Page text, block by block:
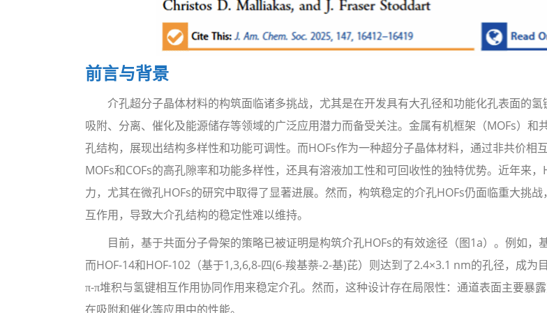
前言与背景
介孔超分子晶体材料的构筑面临诸多挑战，尤其是在开发具有大孔径和功能化孔表面的氢
吸附、分离、催化及能源储存等领域的广泛应用潜力而备受关注。金属有机框架（MOFs）
孔结构，展现出结构多样性和功能可调性。而HOFs作为一种超分子晶体材料，通过非共价相
MOFs和COFs的高孔隙率和功能多样性，还具有溶液加工性和可回收性的独特优势。近年来
力，尤其在微孔HOFs的研究中取得了显著进展。然而，构筑稳定的介孔HOFs仍面临重大挑
互作用，导致大介孔结构的稳定性难以维持。
目前，基于共面分子骨架的策略已被证明是构筑介孔HOFs的有效途径（图1a）。例如，
而HOF-14和HOF-102（基于1,3,6,8-四(6-羧基萘-2-基)芘）则达到了2.4×3.1 nm的孔径，成
π-π堆积与氢键相互作用协同作用来稳定介孔。然而，这种设计存在局限性：通道表面主要暴
在吸附和催化等应用中的性能。